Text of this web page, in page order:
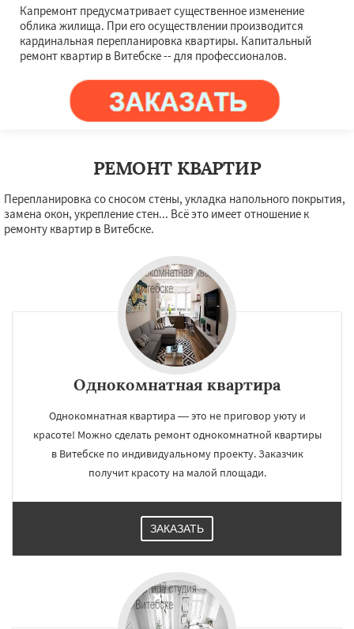
Капремонт предусматривает существенное изменение
облика жилища. При его осуществлении производится
кардинальная перепланировка квартиры. Капитальный
ремонт квартир в Витебске -- для профессионалов.
РЕМОНТ КВАРТИР
Перепланировка со сносом стены, укладка напольного покрытия,
замена окон, укрепление стен... Всё это имеет отношение к
ремонту квартир в Витебске.
Однокомнатная квартира
Однокомнатная квартира — это не приговор уюту и
красоте! Можно сделать ремонт однокомнатной квартиры
в Витебске по индивидуальному проекту. Заказчик
получит красоту на малой площади.
ЗАКАЗАТЬ